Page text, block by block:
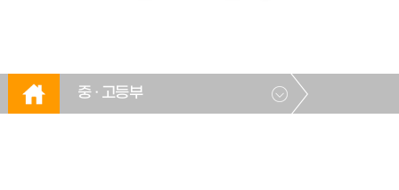
중 · 고등부